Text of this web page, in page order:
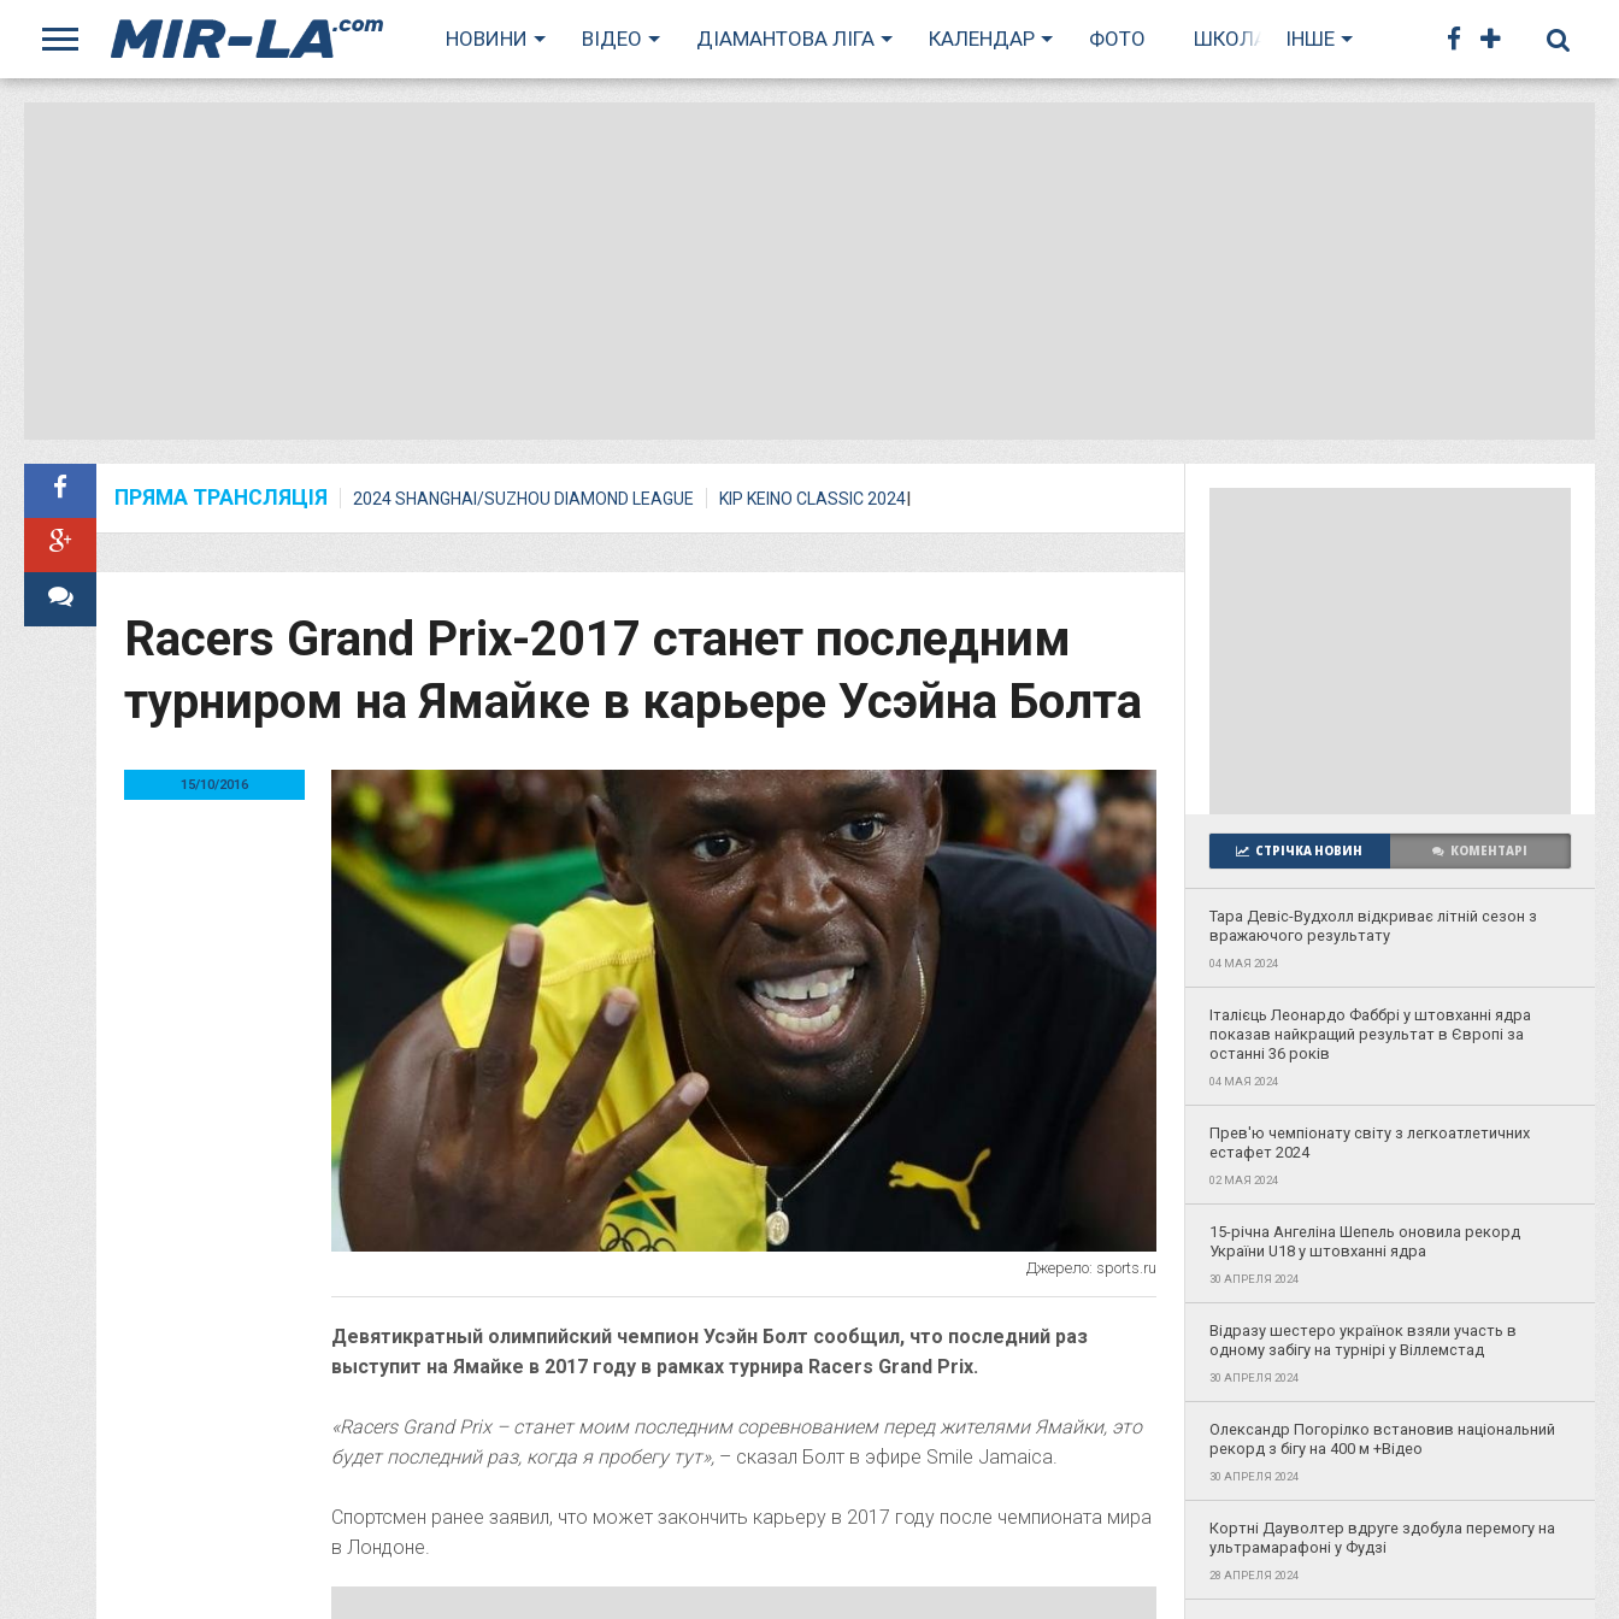
НОВИНИ ВІДЕО ДІАМАНТОВА ЛІГА КАЛЕНДАР ФОТО ШКОЛА БІГУ
ІНШЕ
ПРЯМА ТРАНСЛЯЦІЯ 2024 SHANGHAI/SUZHOU DIAMOND LEAGUE I
KIP KEINO CLASSIC 2024
Racers Grand Prix-2017 станет последним
турниром на Ямайке в карьере Усэйна Болта
Джерело: sports.ru
Девятикратный олимпийский чемпион Усэйн Болт сообщил, что последний раз
выступит на Ямайке в 2017 году в рамках турнира Racers Grand Prix.
«Racers Grand Prix – станет моим последним соревнованием перед жителями Ямайки, это
будет последний раз, когда я пробегу тут», – сказал Болт в эфире Smile Jamaica.
Спортсмен ранее заявил, что может закончить карьеру в 2017 году после чемпионата мира
в Лондоне.
15/10/2016
СТРІЧКА НОВИН КОМЕНТАРІ
Тара Девіс-Вудхолл відкриває літній сезон з
вражаючого результату
04 МАЯ 2024
Італієць Леонардо Фаббрі у штовханні ядра
показав найкращий результат в Європі за
останні 36 років
04 МАЯ 2024
Прев'ю чемпіонату світу з легкоатлетичних
естафет 2024
02 МАЯ 2024
15-річна Ангеліна Шепель оновила рекорд
України U18 у штовханні ядра
30 АПРЕЛЯ 2024
Відразу шестеро українок взяли участь в
одному забігу на турнірі у Віллемстад
30 АПРЕЛЯ 2024
Олександр Погорілко встановив національний
рекорд з бігу на 400 м +Відео
30 АПРЕЛЯ 2024
Кортні Дауволтер вдруге здобула перемогу на
ультрамарафоні у Фудзі
28 АПРЕЛЯ 2024